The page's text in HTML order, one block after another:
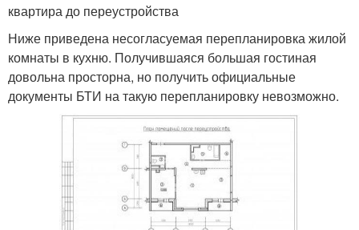
квартира до переустройства
Ниже приведена несогласуемая перепланировка жилой
комнаты в кухню. Получившаяся большая гостиная
довольна просторна, но получить официальные
документы БТИ на такую перепланировку невозможно.